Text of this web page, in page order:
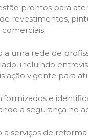
prontos para
revestimentos,
a uma rede de
incluindo
vigente para
e
a segurança no
a serviços de